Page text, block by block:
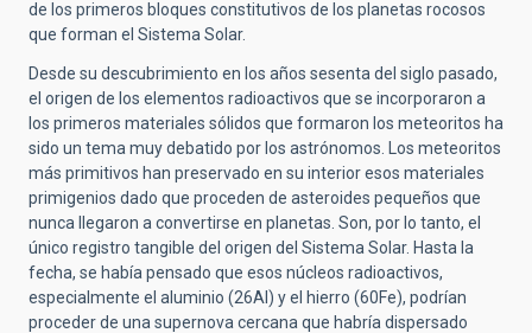
de los primeros bloques constitutivos de los planetas rocosos
que forman el Sistema Solar.
Desde su descubrimiento en los años sesenta del siglo pasado,
el origen de los elementos radioactivos que se incorporaron a
los primeros materiales sólidos que formaron los meteoritos ha
sido un tema muy debatido por los astrónomos. Los meteoritos
más primitivos han preservado en su interior esos materiales
primigenios dado que proceden de asteroides pequeños que
nunca llegaron a convertirse en planetas. Son, por lo tanto, el
único registro tangible del origen del Sistema Solar. Hasta la
fecha, se había pensado que esos núcleos radioactivos,
especialmente el aluminio (26Al) y el hierro (60Fe), podrían
proceder de una supernova cercana que habría dispersado